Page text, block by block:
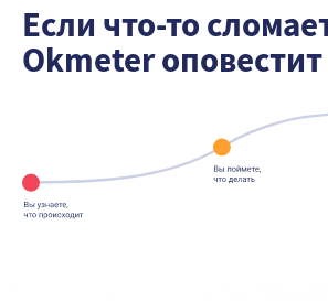
Если что-то
Okmeter оповестит